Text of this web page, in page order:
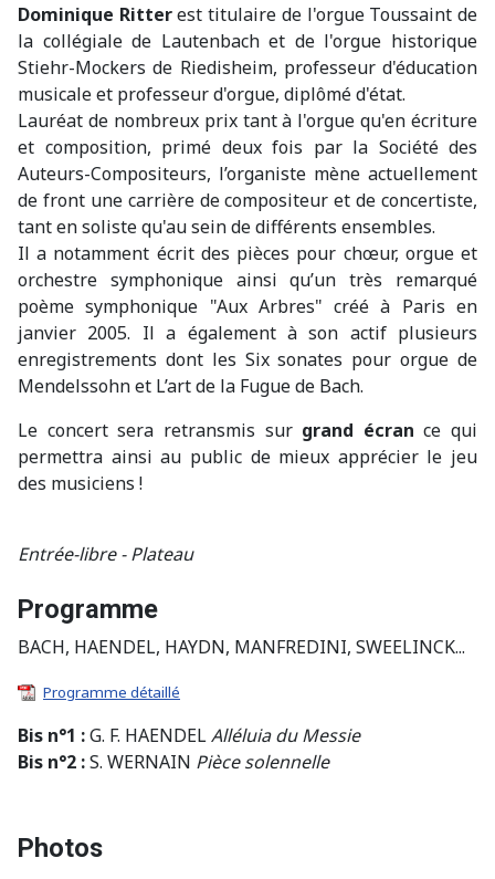
Dominique Ritterest titulaire de l'orgue Toussaint de
la collégiale de Lautenbach et de l'orgue historique
Stiehr-Mockers de Riedisheim, professeur d'éducation
musicale et professeur d'orgue, diplômé d'état.
Lauréat de nombreux prix tant à l'orgue qu'en écriture
et composition, primé deux fois par la Société des
Auteurs-Compositeurs, l’organiste mène actuellement
de front une carrière de compositeur et de concertiste,
tant en soliste qu'au sein de différents ensembles.
Il a notamment écrit des pièces pour chœur, orgue et
orchestre symphonique ainsi qu’un très remarqué
poème symphonique "Aux Arbres" créé à Paris en
janvier 2005. Il a également à son actif plusieurs
enregistrements dont les Six sonates pour orgue de
Mendelssohn et L’art de la Fugue de Bach.
Le concert sera retransmis sur grand écran ce qui
permettra ainsi au public de mieux apprécier le jeu
des musiciens !
Entrée-libre - Plateau
Programme
BACH, HAENDEL, HAYDN, MANFREDINI, SWEELINCK...
Programme détaillé
Bis n°1 :G. F. HAENDELAlléluia du Messie
Bis n°2 :S. WERNAIN Pièce solennelle
Photos